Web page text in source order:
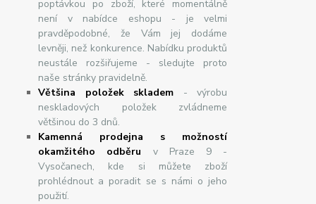
poptávkou po zboží, které momentálně
není v nabídce eshopu - je velmi
pravděpodobné, že Vám jej dodáme
levněji, než konkurence. Nabídku produktů
neustále rozšiřujeme - sledujte proto
naše stránky pravidelně.
Většina položek skladem - výrobu
neskladových položek zvládneme
většinou do 3 dnů.
Kamenná prodejna s možností
okamžitého odběru v Praze 9 -
Vysočanech, kde si můžete zboží
prohlédnout a poradit se s námi o jeho
použití.